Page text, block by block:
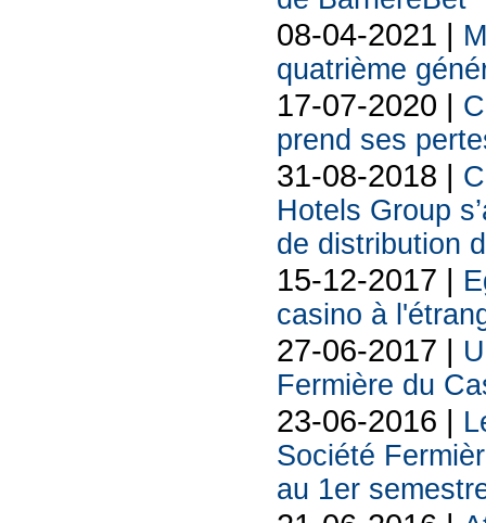
08-04-2021 |
quatrième
17-07-2020 |
prend ses
31-08-2018 |
Hotels Group
de distribution
15-12-2017 |
casino à
27-06-2017 |
Fermière du
23-06-2016 |
Société
au 1er